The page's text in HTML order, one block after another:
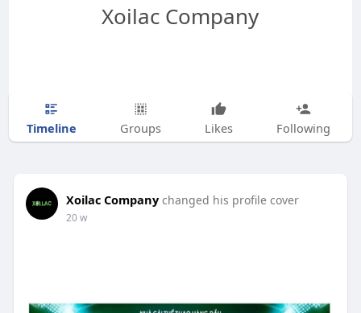
Xoilac Company
Timeline Groups Likes Following
Xoilac Company changed his profile cover
20 w